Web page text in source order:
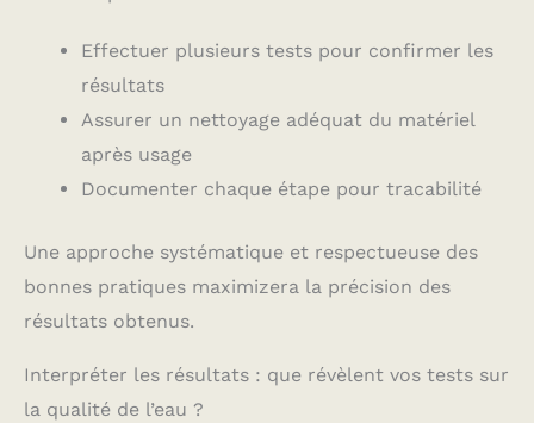
Effectuer plusieurs tests pour confirmer les
résultats
Assurer un nettoyage adéquat du matériel
après usage
Documenter chaque étape pour tracabilité
Une approche systématique et respectueuse des
bonnes pratiques maximizera la précision des
résultats obtenus.
Interpréter les résultats : que révèlent vos tests sur
la qualité de l’eau ?